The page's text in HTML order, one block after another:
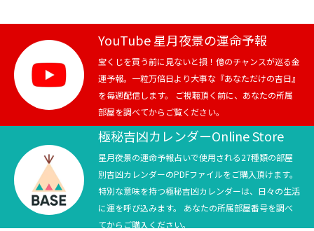
テニス
スポーツ
競馬
テニス四大大会・五輪
テニス四大大会・五輪
YouTube 星月夜景の運命予報
宝くじを買う前に見ないと損！億のチャンスが巡る金
運予報。一粒万倍日より大事な『あなただけの吉日』
を毎週配信します。 ご視聴頂く前に、あなたの所属
部屋を調べてからご覧ください。
極秘吉凶カレンダーOnline Store
星月夜景の運命予報占いで使用される27種類の部屋
別吉凶カレンダーのPDFファイルをご購入頂けます。
特別な意味を持つ極秘吉凶カレンダーは、日々の生活
に運を呼び込みます。 あなたの所属部屋番号を調べ
てからご購入ください。